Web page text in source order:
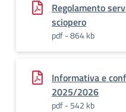
Regolamento
sciopero
pdf - 864 kb
Informativa e
2025/2026
pdf - 542 kb